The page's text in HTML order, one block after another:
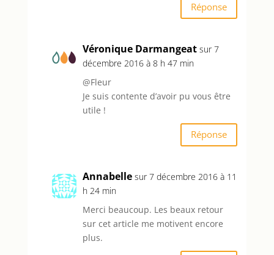
Réponse
Véronique Darmangeat sur 7
décembre 2016 à 8 h 47 min
@Fleur
Je suis contente d’avoir pu vous être
utile !
Réponse
Annabelle sur 7 décembre 2016 à 11
h 24 min
Merci beaucoup. Les beaux retour
sur cet article me motivent encore
plus.